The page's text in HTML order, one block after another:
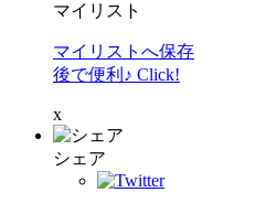
マイリスト
マイリストへ保存
後で便利♪ Click!
x
シェア